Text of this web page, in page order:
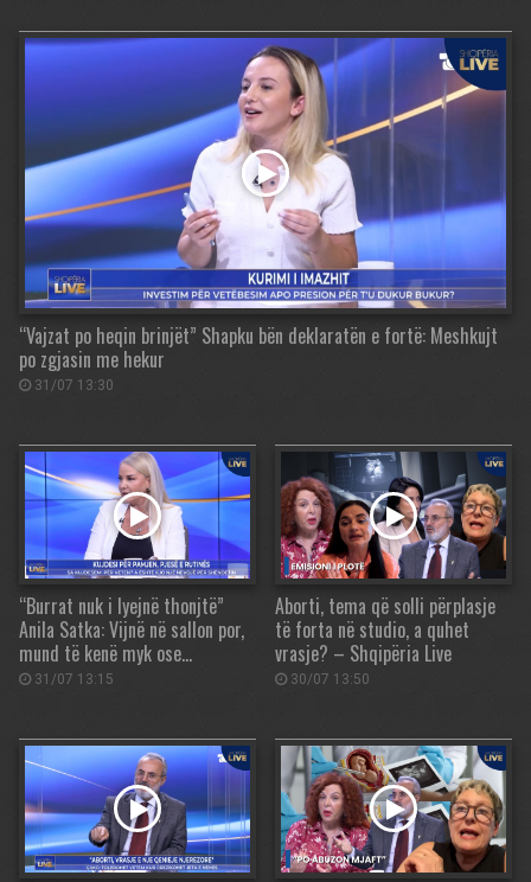
“Vajzat po heqin brinjët” Shapku bën deklaratën e fortë: Meshkujt
po zgjasin me hekur
31/07 13:30
“Burrat nuk i lyejnë thonjtë”
Anila Satka: Vijnë në sallon por,
mund të kenë myk ose…
31/07 13:15
Aborti, tema që solli përplasje
të forta në studio, a quhet
vrasje? – Shqipëria Live
30/07 13:50